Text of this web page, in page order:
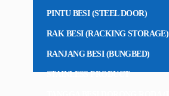
PINTU BESI (STEEL DOOR)
RAK BESI (RACKING STORAGE)
RANJANG BESI (BUNGBED)
STAINLESS PRODUCT